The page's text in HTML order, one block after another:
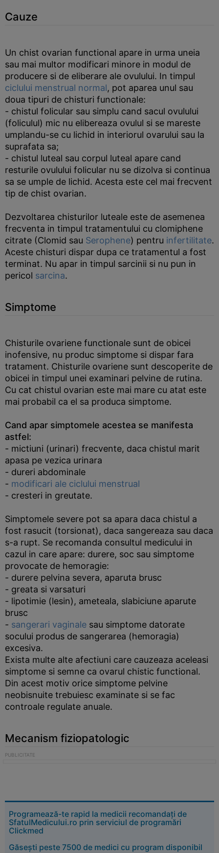
Cauze
Un chist ovarian functional apare in urma uneia
sau mai multor modificari minore in modul de
producere si de eliberare ale ovulului. In timpul
ciclului menstrual normal, pot aparea unul sau
doua tipuri de chisturi functionale:
- chistul folicular sau simplu cand sacul ovulului
(foliculul) mic nu elibereaza ovulul si se mareste
umplandu-se cu lichid in interiorul ovarului sau la
suprafata sa;
- chistul luteal sau corpul luteal apare cand
resturile ovulului folicular nu se dizolva si continua
sa se umple de lichid. Acesta este cel mai frecvent
tip de chist ovarian.
Dezvoltarea chisturilor luteale este de asemenea
frecventa in timpul tratamentului cu clomiphene
citrate (Clomid sau Serophene) pentru infertilitate.
Aceste chisturi dispar dupa ce tratamentul a fost
terminat. Nu apar in timpul sarcinii si nu pun in
pericol sarcina.
Simptome
Chisturile ovariene functionale sunt de obicei
inofensive, nu produc simptome si dispar fara
tratament. Chisturile ovariene sunt descoperite de
obicei in timpul unei examinari pelvine de rutina.
Cu cat chistul ovarian este mai mare cu atat este
mai probabil ca el sa produca simptome.
Cand apar simptomele acestea se manifesta
astfel:
- mictiuni (urinari) frecvente, daca chistul marit
apasa pe vezica urinara
- dureri abdominale
- modificari ale ciclului menstrual
- cresteri in greutate.
Simptomele severe pot sa apara daca chistul a
fost rasucit (torsionat), daca sangereaza sau daca
s-a rupt. Se recomanda consultul medicului in
cazul in care apare: durere, soc sau simptome
provocate de hemoragie:
- durere pelvina severa, aparuta brusc
- greata si varsaturi
- lipotimie (lesin), ameteala, slabiciune aparute
brusc
- sangerari vaginale sau simptome datorate
socului produs de sangerarea (hemoragia)
excesiva.
Exista multe alte afectiuni care cauzeaza aceleasi
simptome si semne ca ovarul chistic functional.
Din acest motiv orice simptome pelvine
neobisnuite trebuiesc examinate si se fac
controale regulate anuale.
Mecanism fiziopatologic
Programează-te rapid la medicii recomandați de
SfatulMedicului.ro prin serviciul de programări
Clickmed
Găsești peste 7500 de medici cu program disponibil